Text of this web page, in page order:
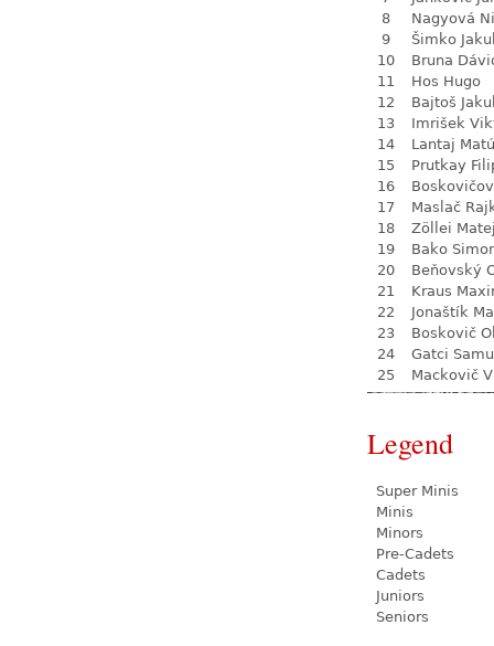
8
Nagyová
9
Šimko
10
Bruna
11
Hos Hugo
12
Bajtoš
13
Imrišek
14
Lantaj
15
Prutkay
16
17
Maslač
18
Zöllei
19
Bako
20
Beňovský
21
Kraus
22
Jonaštík
23
Boskovič
24
Gatci
25
Mackovič
Legend
Super Minis
Minis
Minors
Pre-Cadets
Cadets
Juniors
Seniors